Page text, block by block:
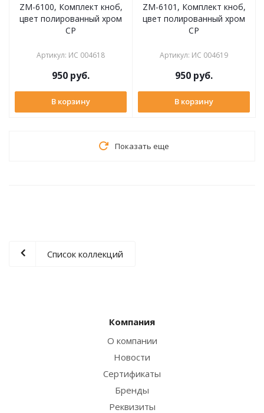
ZM-6100, Комплект кноб,
цвет полированный хром
CP
Артикул: ИС 004618
950 руб.
В корзину
ZM-6101, Комплект кноб,
цвет полированный хром
CP
Артикул: ИС 004619
950 руб.
В корзину
Показать еще
Список коллекций
Компания
О компании
Новости
Сертификаты
Бренды
Реквизиты